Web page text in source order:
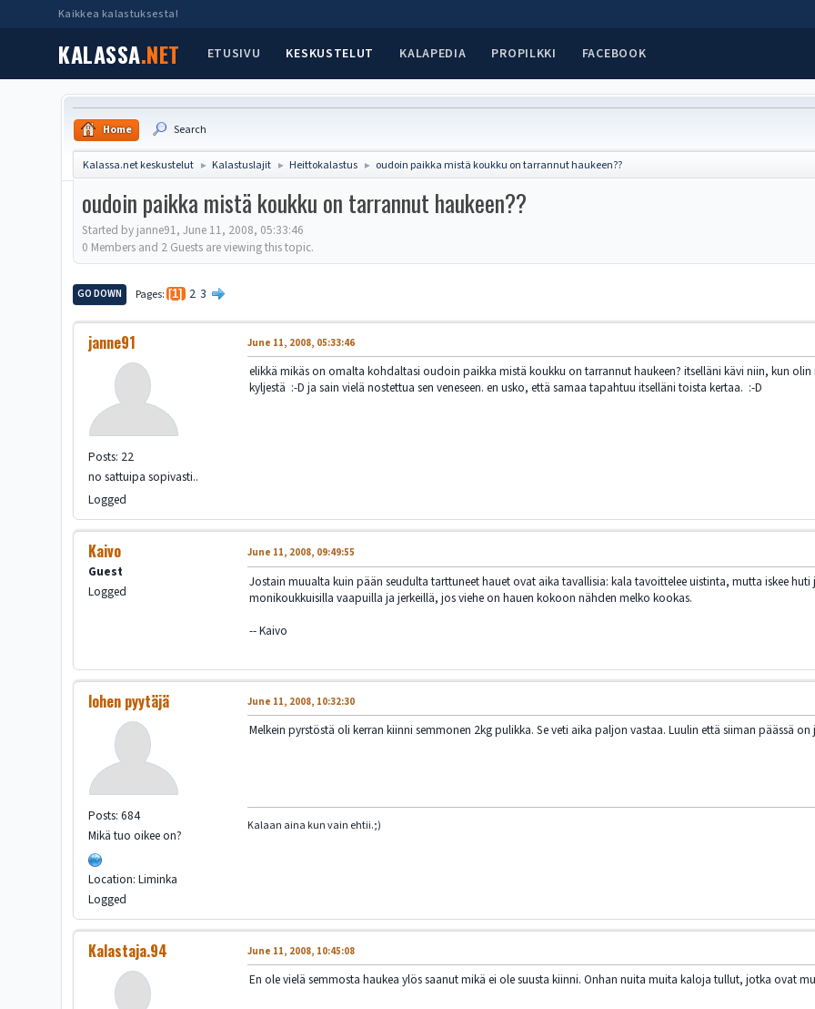
Kaikkea kalastuksesta!
KALASSA.NET ETUSIVU KESKUSTELUT KALAPEDIA PROPILKKI FACEBOOK
Home Search
Kalassa.net keskustelut ► Kalastuslajit ► Heittokalastus ► oudoin paikka mistä koukku on tarrannut haukeen??
oudoin paikka mistä koukku on tarrannut haukeen??
Started by janne91, June 11, 2008, 05:33:46
0 Members and 2 Guests are viewing this topic.
GO DOWN Pages 1 2 3
janne91
Posts: 22
no sattuipa sopivasti..
Logged
June 11, 2008, 05:33:46
elikkä mikäs on omalta kohdaltasi oudoin paikka mistä koukku on tarrannut haukeen? itselläni kävi niin, kun
kyljestä :-D ja sain vielä nostettua sen veneseen. en usko, että samaa tapahtuu itselläni toista kertaa. :-D
Kaivo
Guest
Logged
June 11, 2008, 09:49:55
Jostain muualta kuin pään seudulta tarttuneet hauet ovat aika tavallisia: kala tavoittelee uistinta, mutta iskee
monikoukkuisilla vaapuilla ja jerkeillä, jos viehe on hauen kokoon nähden melko kookas.
-- Kaivo
lohen pyytäjä
Posts: 684
Mikä tuo oikee on?
Location: Liminka
Logged
June 11, 2008, 10:32:30
Melkein pyrstöstä oli kerran kiinni semmonen 2kg pulikka. Se veti aika paljon vastaa. Luulin että siiman päässä on
Kalaan aina kun vain ehtii.;)
Kalastaja.94 June 11, 2008, 10:45:08
En ole vielä semmosta haukea ylös saanut mikä ei ole suusta kiinni. Onhan nuita muita kaloja tullut, jotka ovat